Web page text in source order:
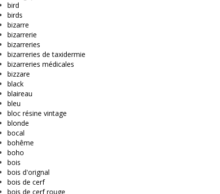
bird
birds
bizarre
bizarrerie
bizarreries
bizarreries de taxidermie
bizarreries médicales
bizzare
black
blaireau
bleu
bloc résine vintage
blonde
bocal
bohême
boho
bois
bois d'orignal
bois de cerf
bois de cerf rouge